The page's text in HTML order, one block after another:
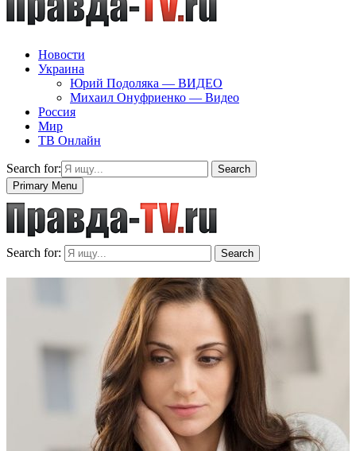
Новости
Украина
Юрий Подоляка — ВИДЕО
Михаил Онуфриенко — Видео
Россия
Мир
ТВ Онлайн
Search for:
Search
Primary Menu
Search for: Search